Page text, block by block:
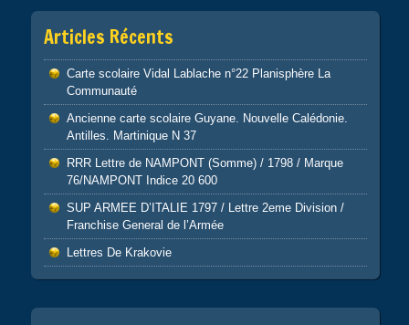
Articles Récents
Carte scolaire Vidal Lablache n°22 Planisphère La
Communauté
Ancienne carte scolaire Guyane. Nouvelle Calédonie.
Antilles. Martinique N 37
RRR Lettre de NAMPONT (Somme) / 1798 / Marque
76/NAMPONT Indice 20 600
SUP ARMEE D’ITALIE 1797 / Lettre 2eme Division /
Franchise General de l’Armée
Lettres De Krakovie